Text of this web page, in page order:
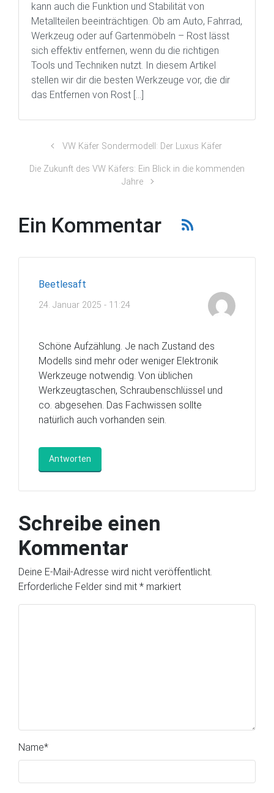
kann auch die Funktion und Stabilität von
Metallteilen beeinträchtigen. Ob am Auto, Fahrrad,
Werkzeug oder auf Gartenmöbeln – Rost lässt
sich effektiv entfernen, wenn du die richtigen
Tools und Techniken nutzt. In diesem Artikel
stellen wir dir die besten Werkzeuge vor, die dir
das Entfernen von Rost […]
VW Käfer Sondermodell: Der Luxus Käfer
Die Zukunft des VW Käfers: Ein Blick in die kommenden
Jahre
Ein Kommentar
Beetlesaft
24. Januar 2025 - 11:24
Schöne Aufzählung. Je nach Zustand des
Modells sind mehr oder weniger Elektronik
Werkzeuge notwendig. Von üblichen
Werkzeugtaschen, Schraubenschlüssel und
co. abgesehen. Das Fachwissen sollte
natürlich auch vorhanden sein.
Antworten
Schreibe einen
Kommentar
Deine E-Mail-Adresse wird nicht veröffentlicht.
Erforderliche Felder sind mit * markiert
Name*